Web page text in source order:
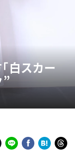
白スカー
”